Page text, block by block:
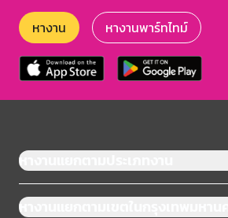
หางาน หางานพาร์ทไทม์
หางานแยกตามประเภทงาน
หางานแยกตามเขตในกรุงเทพมหานคร